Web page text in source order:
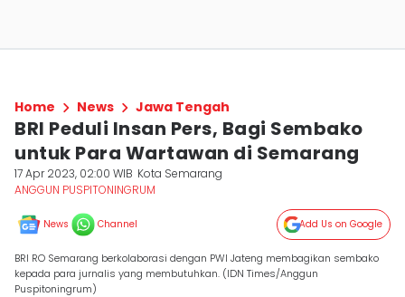
Home News Jawa Tengah
BRI Peduli Insan Pers, Bagi Sembako
untuk Para Wartawan di Semarang
17 Apr 2023, 02:00 WIB Kota Semarang
ANGGUN PUSPITONINGRUM
News Channel Add Us on Google
BRI RO Semarang berkolaborasi dengan PWI Jateng membagikan sembako
kepada para jurnalis yang membutuhkan. (IDN Times/Anggun
Puspitoningrum)